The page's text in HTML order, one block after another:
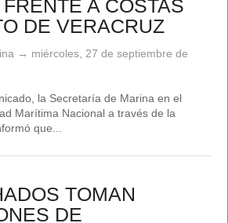
A COSTAS
DE VERACRUZ
→ miércoles, 27 de septiembre de
la Secretaría de Marina en el
Marítima Nacional a través de la
que...
TOMAN
DE